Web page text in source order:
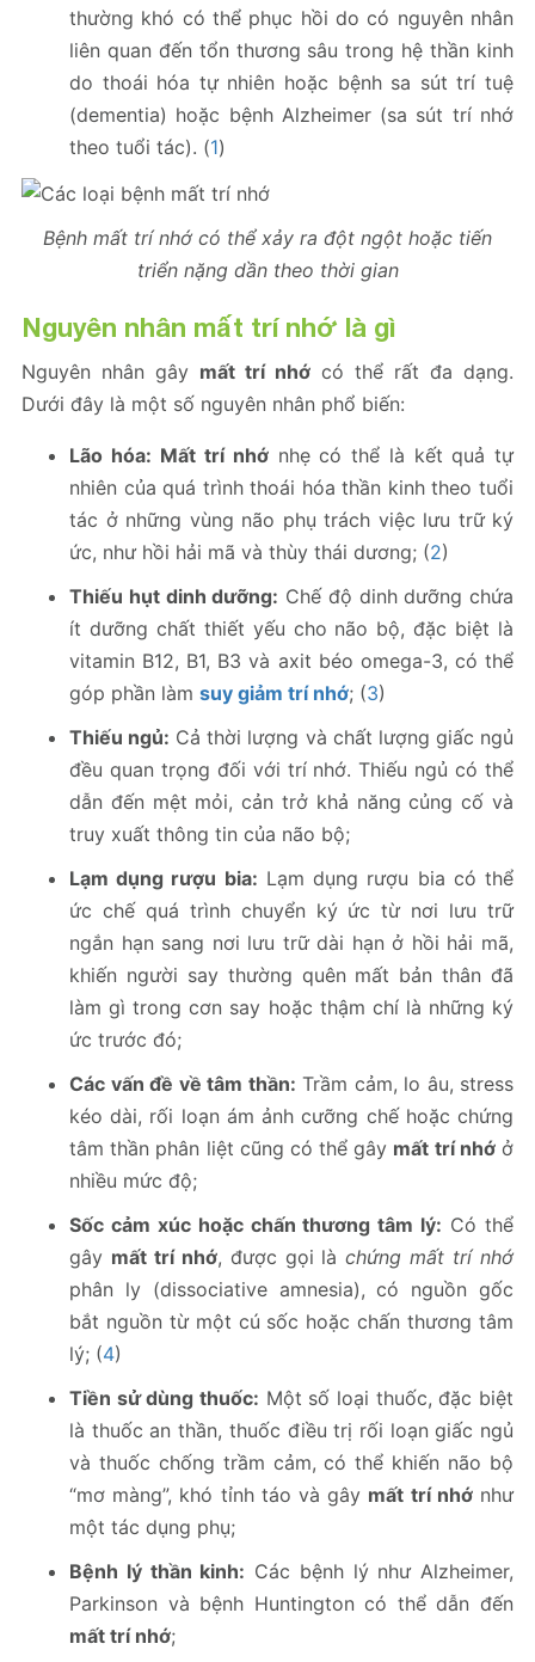
thường khó có thể phục hồi do có nguyên nhân
liên quan đến tổn thương sâu trong hệ thần kinh
do thoái hóa tự nhiên hoặc bệnh sa sút trí tuệ
(dementia) hoặc bệnh Alzheimer (sa sút trí nhớ
theo tuổi tác). (1)
Bệnh mất trí nhớ có thể xảy ra đột ngột hoặc tiến
triển nặng dần theo thời gian
Nguyên nhân mất trí nhớ là gì
Nguyên nhân gây mất trí nhớ có thể rất đa dạng.
Dưới đây là một số nguyên nhân phổ biến:
Lão hóa: Mất trí nhớnhẹ có thể là kết quả tự
nhiên của quá trình thoái hóa thần kinh theo tuổi
tác ở những vùng não phụ trách việc lưu trữ ký
ức, như hồi hải mã và thùy thái dương; (2)
Thiếu hụt dinh dưỡng: Chế độ dinh dưỡng chứa
ít dưỡng chất thiết yếu cho não bộ, đặc biệt là
vitamin B12, B1, B3 và axit béo omega-3, có thể
góp phần làm suy giảm trí nhớ; (3)
Thiếu ngủ: Cả thời lượng và chất lượng giấc ngủ
đều quan trọng đối với trí nhớ. Thiếu ngủ có thể
dẫn đến mệt mỏi, cản trở khả năng củng cố và
truy xuất thông tin của não bộ;
Lạm dụng rượu bia: Lạm dụng rượu bia có thể
ức chế quá trình chuyển ký ức từ nơi lưu trữ
ngắn hạn sang nơi lưu trữ dài hạn ở hồi hải mã,
khiến người say thường quên mất bản thân đã
làm gì trong cơn say hoặc thậm chí là những ký
ức trước đó;
Các vấn đề về tâm thần: Trầm cảm, lo âu, stress
kéo dài, rối loạn ám ảnh cưỡng chế hoặc chứng
tâm thần phân liệt cũng có thể gây mất trí nhớở
nhiều mức độ;
Sốc cảm xúc hoặc chấn thương tâm lý: Có thể
gây mất trí nhớ, được gọi làchứng mất trí nhớ
phân ly (dissociative amnesia), có nguồn gốc
bắt nguồn từ một cú sốc hoặc chấn thương tâm
lý; (4)
Tiền sử dùng thuốc: Một số loại thuốc, đặc biệt
là thuốc an thần, thuốc điều trị rối loạn giấc ngủ
và thuốc chống trầm cảm, có thể khiến não bộ
“mơ màng”, khó tỉnh táo và gây mất trí nhớnhư
một tác dụng phụ;
Bệnh lý thần kinh: Các bệnh lý như Alzheimer,
Parkinson và bệnh Huntington có thể dẫn đến
mất trí nhớ;